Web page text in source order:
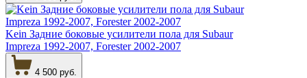
Kein Задние боковые усилители пола для Subaur
Impreza 1992-2007, Forester 2002-2007
4 500 руб.